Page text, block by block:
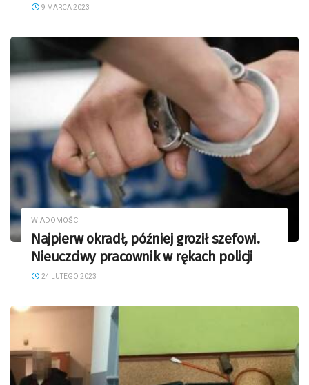
9 MARCA 2023
WIADOMOŚCI
Najpierw okradł, później groził szefowi.
Nieuczciwy pracownik w rękach policji
24 LUTEGO 2023